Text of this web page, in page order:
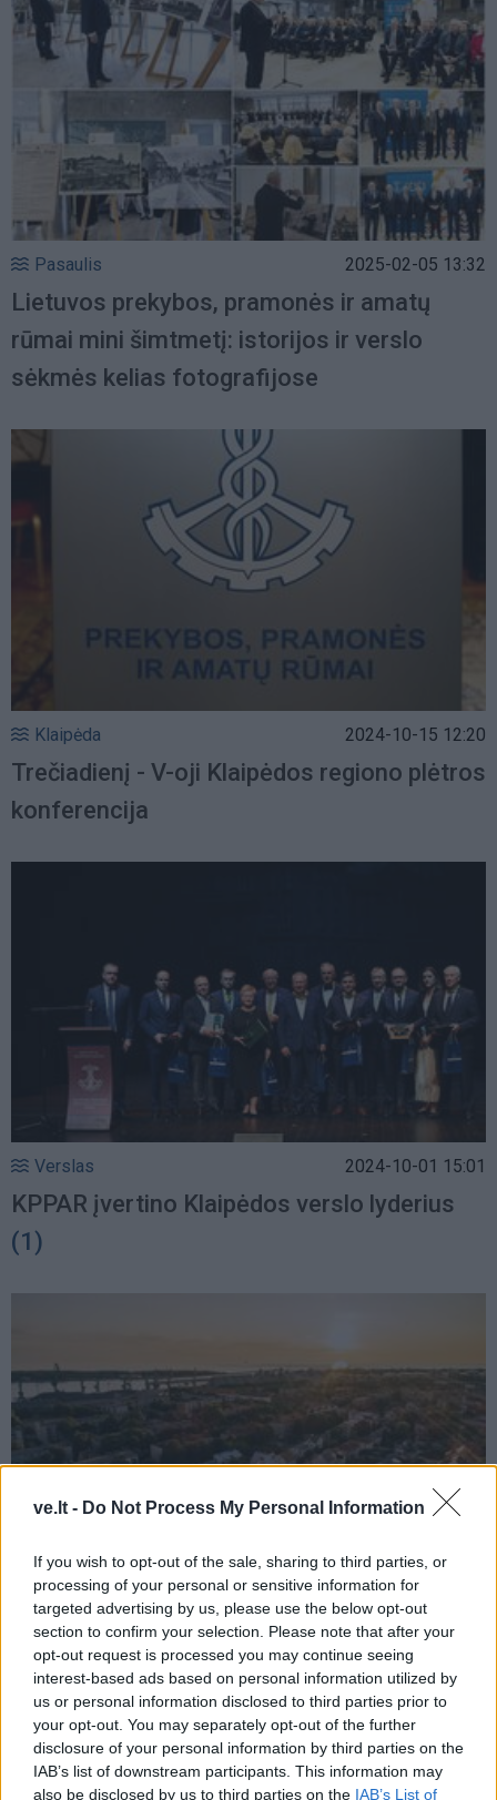
ve.lt - Do Not Process My Personal Information
If you wish to opt-out of the sale, sharing to third parties, or
processing of your personal or sensitive information for
targeted advertising by us, please use the below opt-out
section to confirm your selection. Please note that after your
opt-out request is processed you may continue seeing
interest-based ads based on personal information utilized by
us or personal information disclosed to third parties prior to
your opt-out. You may separately opt-out of the further
disclosure of your personal information by third parties on the
IAB’s list of downstream participants. This information may
also be disclosed by us to third parties on the IAB’s List of
Pasaulis 2025-02-05 13:32
Lietuvos prekybos, pramonės ir amatų
rūmai mini šimtmetį: istorijos ir verslo
sėkmės kelias fotografijose
Klaipėda 2024-10-15 12:20
Trečiadienį - V-oji Klaipėdos regiono plėtros
konferencija
Verslas 2024-10-01 15:01
KPPAR įvertino Klaipėdos verslo lyderius
(1)
Klaipėdos pulsas 2024-06-03 18:53
Klaipėdos - verslo susitikimai su 70
Lietuvos diplomatų